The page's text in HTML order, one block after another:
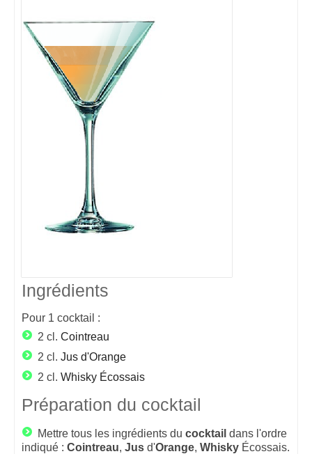
Ingrédients
Pour 1 cocktail :
2 cl. Cointreau
2 cl. Jus d'Orange
2 cl. Whisky Écossais
Préparation du cocktail
Mettre tous les ingrédients du cocktail dans l'ordre
indiqué : Cointreau, Jus d'Orange, Whisky Écossais.